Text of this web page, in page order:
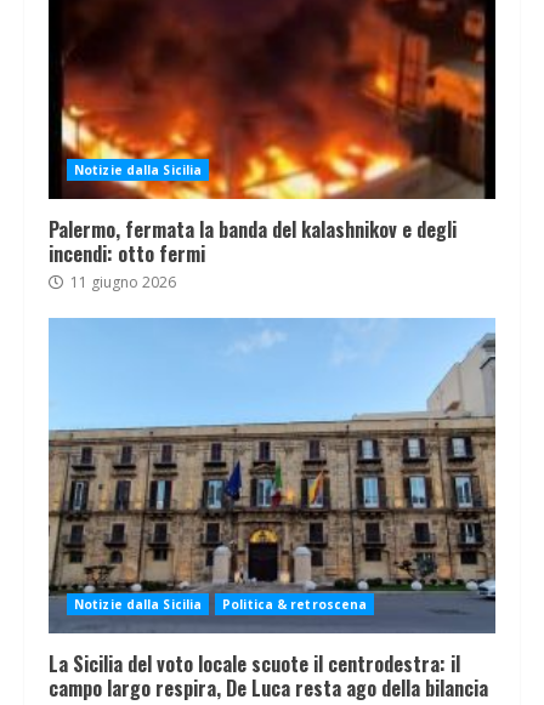
Notizie dalla Sicilia
Palermo, fermata la banda del kalashnikov e degli
incendi: otto fermi
11 giugno 2026
Notizie dalla Sicilia Politica & retroscena
La Sicilia del voto locale scuote il centrodestra: il
campo largo respira, De Luca resta ago della bilancia